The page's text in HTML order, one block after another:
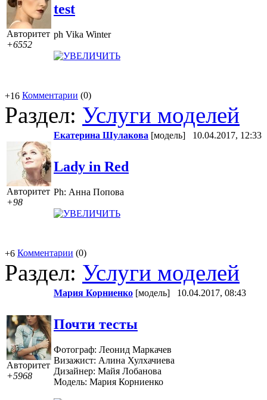
Авторитет
+6552
test
ph Vika Winter
+16 Комментарии (0)
Раздел: Услуги моделей
Авторитет
+98
Екатерина Шулакова [модель] 10.04.2017, 12:33
Lady in Red
Ph: Анна Попова
+6 Комментарии (0)
Раздел: Услуги моделей
Авторитет
+5968
Мария Корниенко [модель] 10.04.2017, 08:43
Почти тесты
Фотограф: Леонид Маркачев
Визажист: Алина Хулхачиева
Дизайнер: Майя Лобанова
Модель: Мария Корниенко